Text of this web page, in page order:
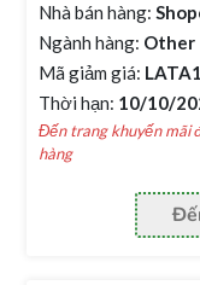
Nhà bán hàng:
Ngành hàng: Other
Mã giảm giá:
Thời hạn: 10/10/
Đến trang khuyến mãi
hàng